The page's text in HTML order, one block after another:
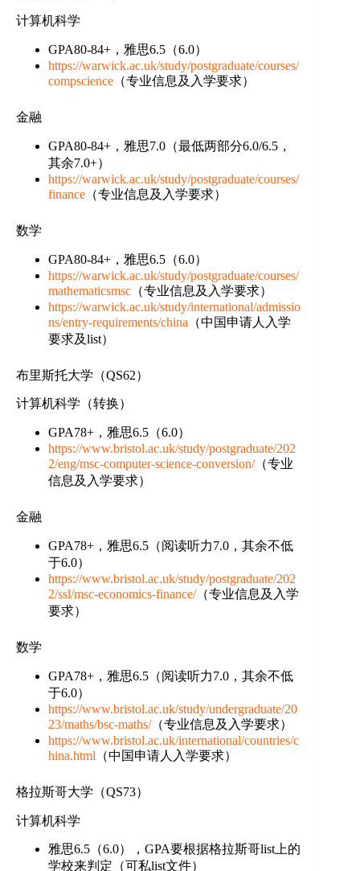
计算机科学
GPA80-84+，雅思6.5（6.0）
https://warwick.ac.uk/study/postgraduate/courses/
compscience （专业信息及入学要求）
金融
GPA80-84+，雅思7.0（最低两部分6.0/6.5，
其余7.0+）
https://warwick.ac.uk/study/postgraduate/courses/
finance （专业信息及入学要求）
数学
GPA80-84+，雅思6.5（6.0）
https://warwick.ac.uk/study/postgraduate/courses/
mathematicsmsc （专业信息及入学要求）
https://warwick.ac.uk/study/international/admissio
ns/entry-requirements/china （中国申请人入学
要求及list）
布里斯托大学（QS62）
计算机科学（转换）
GPA78+，雅思6.5（6.0）
https://www.bristol.ac.uk/study/postgraduate/202
2/eng/msc-computer-science-conversion/（专业
信息及入学要求）
金融
GPA78+，雅思6.5（阅读听力7.0，其余不低
于6.0）
https://www.bristol.ac.uk/study/postgraduate/202
2/ssl/msc-economics-finance/（专业信息及入学
要求）
数学
GPA78+，雅思6.5（阅读听力7.0，其余不低
于6.0）
https://www.bristol.ac.uk/study/undergraduate/20
23/maths/bsc-maths/（专业信息及入学要求）
https://www.bristol.ac.uk/international/countries/c
hina.html （中国申请人入学要求）
格拉斯哥大学（QS73）
计算机科学
雅思6.5（6.0），GPA要根据格拉斯哥list上的
学校来判定（可私list文件）